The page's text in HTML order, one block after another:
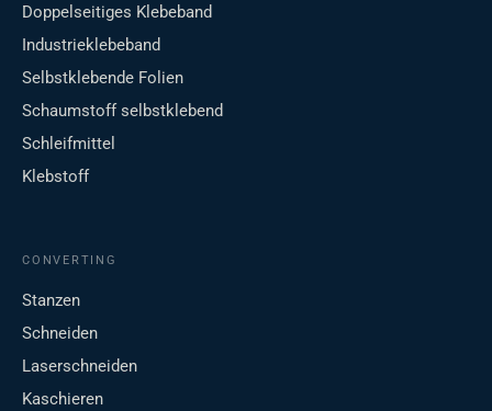
Doppelseitiges Klebeband
Industrieklebeband
Selbstklebende Folien
Schaumstoff selbstklebend
Schleifmittel
Klebstoff
CONVERTING
Stanzen
Schneiden
Laserschneiden
Kaschieren